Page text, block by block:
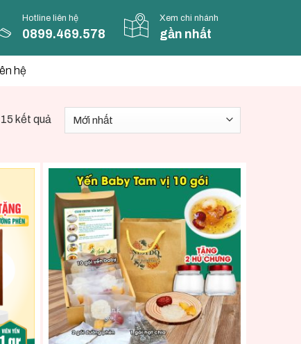
Hotline liên hệ
0899.469.578
Xem chi nhánh
gần nhất
hệ
kết quả